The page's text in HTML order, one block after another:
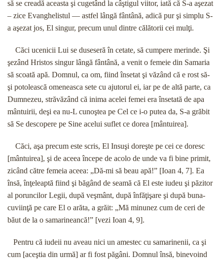
să se creadă aceasta şi cugetând la câştigul viitor, iată că S-a aşezat
– zice Evanghelistul — astfel lângă fântână, adică pur şi simplu S-
a aşezat jos, El singur, precum unul dintre călătorii cei mulţi.
Căci ucenicii Lui se duseseră în cetate, să cumpere merinde. Şi
şezând Hristos singur lângă fântână, a venit o femeie din Samaria
să scoată apă. Domnul, ca om, fiind însetat şi văzând că e rost să-
şi potolească omeneasca sete cu ajutorul ei, iar pe de altă parte, ca
Dumnezeu, străvăzând că inima acelei femei era însetată de apa
mântuirii, deşi ea nu-L cunoştea pe Cel ce i-o putea da, S-a grăbit
să Se descopere pe Sine acelui suflet ce dorea [mântuirea].
Căci, aşa precum este scris, El Insuşi doreşte pe cei ce doresc
[mântuirea], şi de aceea începe de acolo de unde va fi bine primit,
zicând către femeia aceea: „Dă-mi să beau apă!” [Ioan 4, 7]. Ea
însă, înţeleaptă fiind şi băgând de seamă că El este iudeu şi păzitor
al poruncilor Legii, după veşmânt, după înfăţişare şi după buna-
cuviinţă pe care El o arăta, a grăit: „Mă minunez cum de ceri de
băut de la o samarineancă!” [vezi Ioan 4, 9].
Pentru că iudeii nu aveau nici un amestec cu samarinenii, ca şi
cum [aceştia din urmă] ar fi fost păgâni. Domnul însă, binevoind